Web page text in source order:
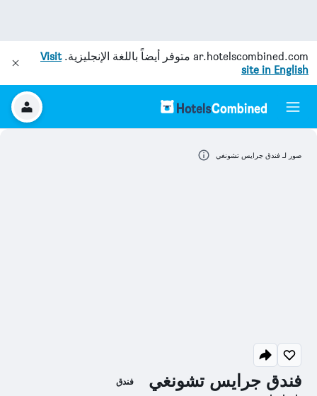
ar.hotelscombined.com متوفر أيضاً باللغة الإنجليزية.Visit
site in English
فندق جرايس تشونغي فندق
صور لـ فندق جرايس تشونغي